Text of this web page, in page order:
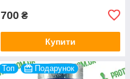
700 ₴
Купити
Топ Подарунок